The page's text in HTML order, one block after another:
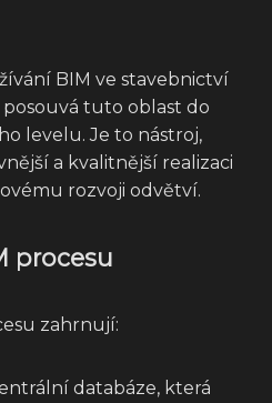
BIM ve stavebnictví
tuto oblast do
levelu. Je to nástroj,
a kvalitnější realizaci
rozvoji odvětví.
procesu
zahrnují:
databáze, která